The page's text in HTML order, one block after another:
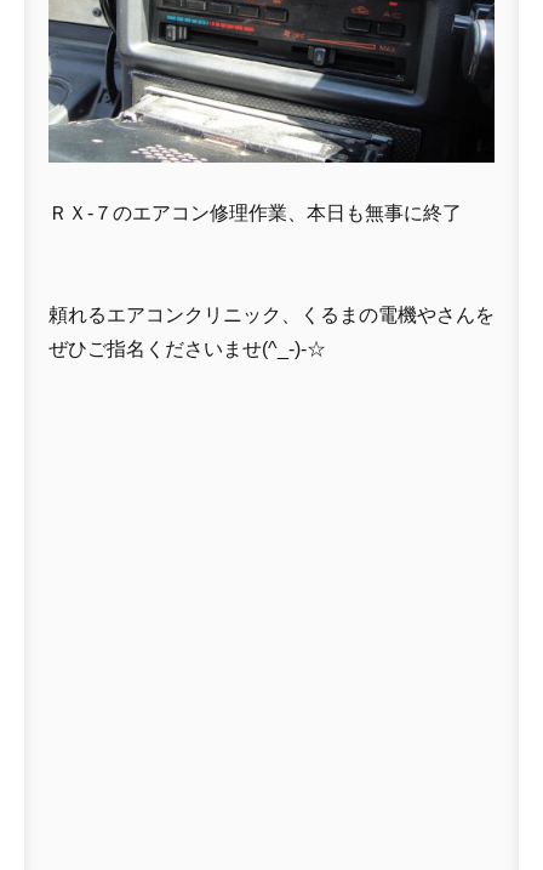
ＲＸ-７のエアコン修理作業、本日も無事に終了
頼れるエアコンクリニック、くるまの電機やさんを
ぜひご指名くださいませ(^_-)-☆